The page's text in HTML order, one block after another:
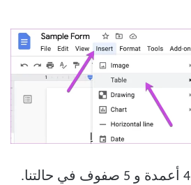
لقد اخترنا استخدام 4 أعمدة و 5 صفوف في حالتنا.